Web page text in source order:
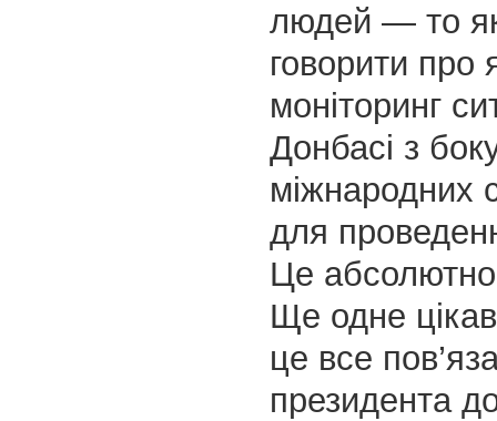
людей — то
говорити про
моніторинг
Донбасі з
міжнародних
для
Це
Ще одне
це все
президента